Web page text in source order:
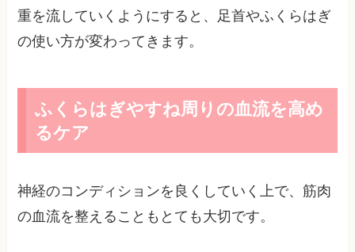
重を流していくようにすると、足首やふくらはぎ
の使い方が変わってきます。
ふくらはぎやすね周りの血流を高め
るケア
神経のコンディションを良くしていく上で、筋肉
の血流を整えることもとても大切です。